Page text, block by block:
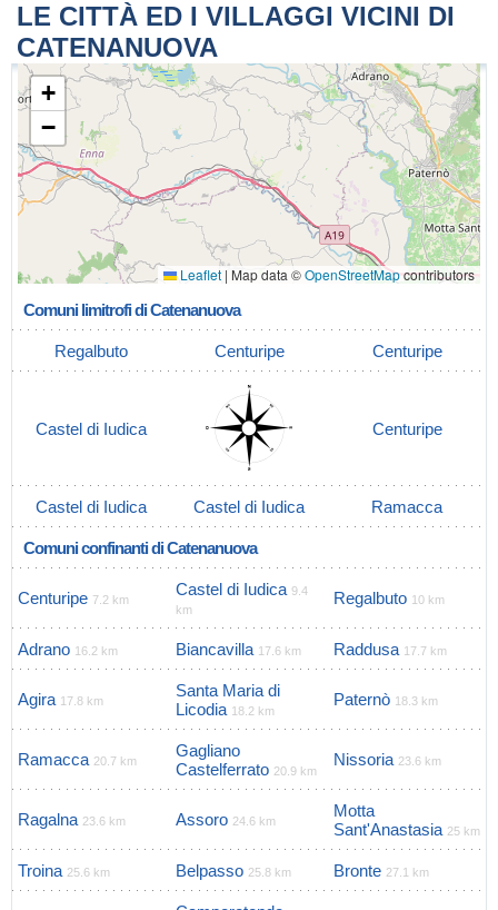
LE CITTÀ ED I VILLAGGI VICINI DI
CATENANUOVA
+
−
Leaflet | Map data ©OpenStreetMapcontributors
Comuni limitrofi di Catenanuova
Regalbuto Centuripe Centuripe
Castel di Iudica Centuripe
Castel di Iudica Castel di Iudica Ramacca
Comuni confinanti di Catenanuova
Centuripe 7.2 km
Castel di Iudica 9.4
km
Regalbuto 10 km
Adrano 16.2 km Biancavilla 17.6 km Raddusa 17.7 km
Agira 17.8 km
Santa Maria di
Licodia 18.2 km
Paternò 18.3 km
Ramacca 20.7 km
Gagliano
Castelferrato 20.9 km
Nissoria 23.6 km
Ragalna 23.6 km Assoro 24.6 km
Motta
Sant'Anastasia 25 km
Troina 25.6 km Belpasso 25.8 km Bronte 27.1 km